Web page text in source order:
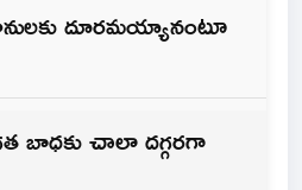
దూరమయ్యానంటూ
బాధకు చాలా దగ్గరగా